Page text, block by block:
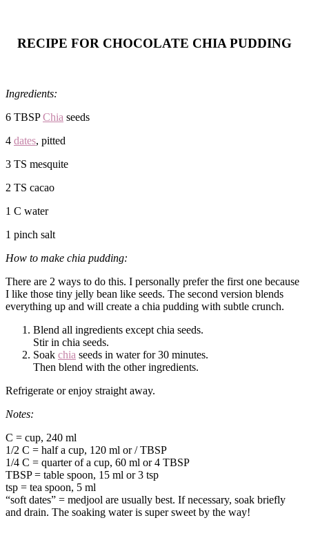
RECIPE FOR CHOCOLATE CHIA PUDDING
Ingredients:
6 TBSPChia seeds
4 dates, pitted
3 TS mesquite
2 TS cacao
1 C water
1 pinch salt
How to make chia pudding:
There are 2 ways to do this. I personally prefer the first one because
I like those tiny jelly bean like seeds. The second version blends
everything up and will create a chia pudding with subtle crunch.
Blend all ingredients except chia seeds.
Stir in chia seeds.
Soak chia seeds in water for 30 minutes.
Then blend with the other ingredients.
Refrigerate or enjoy straight away.
Notes:
C = cup, 240 ml
1/2 C = half a cup, 120 ml or / TBSP
1/4 C = quarter of a cup, 60 ml or 4 TBSP
TBSP = table spoon, 15 ml or 3 tsp
tsp = tea spoon, 5 ml
“soft dates” = medjool are usually best. If necessary, soak briefly
and drain. The soaking water is super sweet by the way!